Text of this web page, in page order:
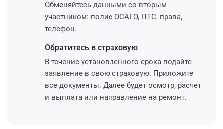
Обменяйтесь данными со вторым
участником: полис ОСАГО, ПТС, права,
телефон.
Обратитесь в страховую
В течение установленного срока подайте
заявление в свою страховую. Приложите
все документы. Далее будет осмотр, расчет
и выплата или направление на ремонт.